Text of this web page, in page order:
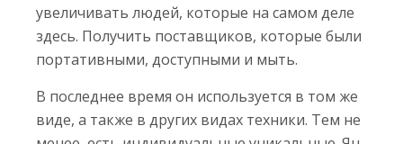
увеличивать людей, которые на самом деле
здесь. Получить поставщиков, которые были
портативными, доступными и мыть.
В последнее время он используется в том же
виде, а также в других видах техники. Тем не